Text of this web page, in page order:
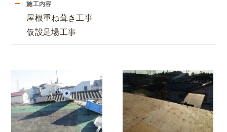
施工内容
屋根重ね葺き工事
仮設足場工事